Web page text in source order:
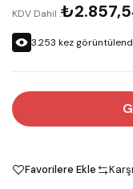
KDV Dahil :
3.253 kez
Favorilere Ekle